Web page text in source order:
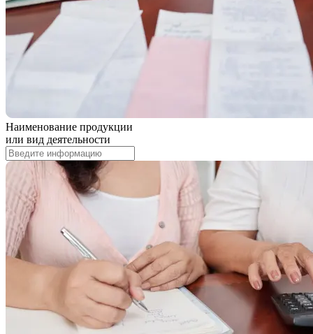
Наименование продукции
или вид деятельности